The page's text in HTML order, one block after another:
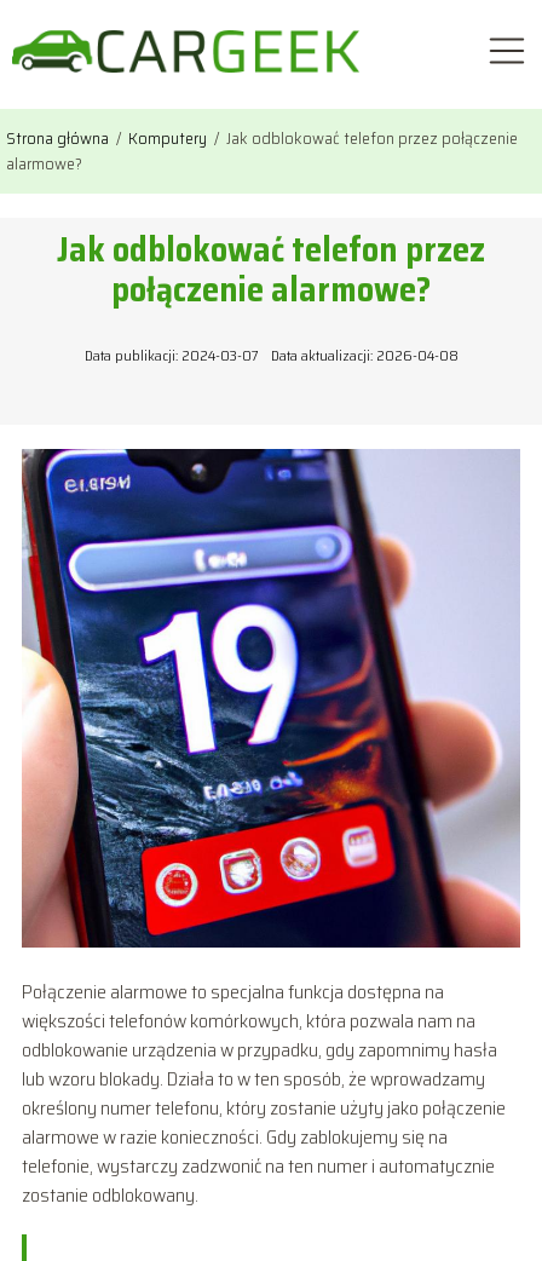
Strona główna / Komputery / Jak odblokować telefon przez połączenie
alarmowe?
Jak odblokować telefon przez
połączenie alarmowe?
Data publikacji: 2024-03-07 Data aktualizacji: 2026-04-08
Połączenie alarmowe to specjalna funkcja dostępna na
większości telefonów komórkowych, która pozwala nam na
odblokowanie urządzenia w przypadku, gdy zapomnimy hasła
lub wzoru blokady. Działa to w ten sposób, że wprowadzamy
określony numer telefonu, który zostanie użyty jako połączenie
alarmowe w razie konieczności. Gdy zablokujemy się na
telefonie, wystarczy zadzwonić na ten numer i automatycznie
zostanie odblokowany.